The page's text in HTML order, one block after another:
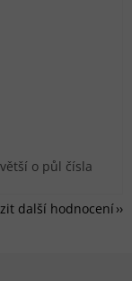
o půl čísla
další hodnocení